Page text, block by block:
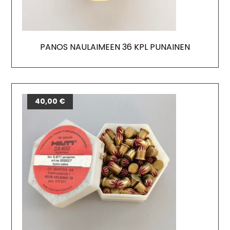
PANOS NAULAIMEEN 36 KPL PUNAINEN
40,00 €